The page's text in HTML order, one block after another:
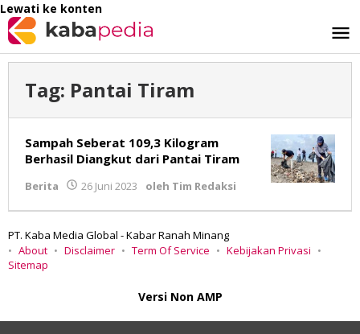
Lewati ke konten
Tag: Pantai Tiram
Sampah Seberat 109,3 Kilogram
Berhasil Diangkut dari Pantai Tiram
Berita 26 Juni 2023 oleh Tim Redaksi
PT. Kaba Media Global - Kabar Ranah Minang
About
Disclaimer Term Of Service
Kebijakan Privasi
Sitemap
Versi Non AMP